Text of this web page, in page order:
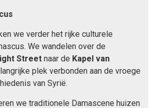
we verder het rijke culturele
We wandelen over de
Street naar de Kapel van
plek verbonden aan de vroege
van Syrië.
we traditionele Damascene huizen